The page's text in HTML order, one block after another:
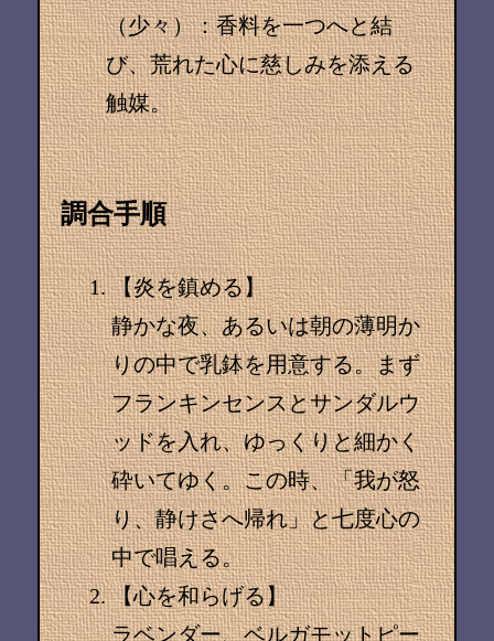
（少々）：香料を一つへと結
び、荒れた心に慈しみを添える
触媒。
調合手順
【炎を鎮める】
静かな夜、あるいは朝の薄明か
りの中で乳鉢を用意する。まず
フランキンセンスとサンダルウ
ッドを入れ、ゆっくりと細かく
砕いてゆく。この時、「我が怒
り、静けさへ帰れ」と七度心の
中で唱える。
【心を和らげる】
ラベンダー、ベルガモットピー